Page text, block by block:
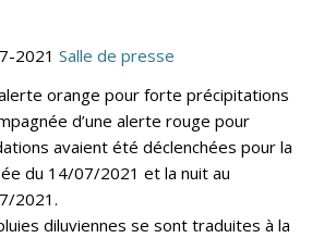
2021 Salle de presse
orange pour forte précipitations
d’une alerte rouge pour
avaient été déclenchées pour la
du 14/07/2021 et la nuit au
2021.
diluviennes se sont traduites à la